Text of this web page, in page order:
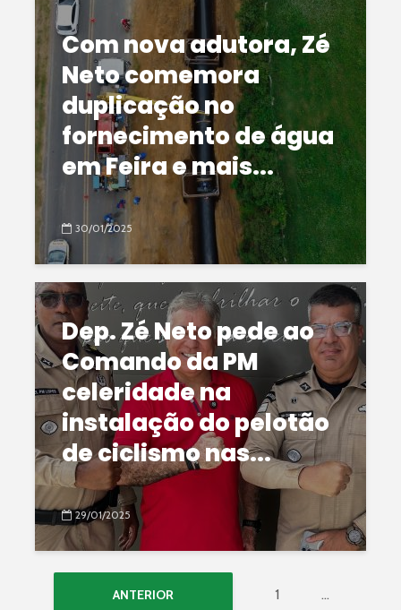
Com nova adutora, Zé
Neto comemora
duplicação no
fornecimento de água
em Feira e mais...
30/01/2025
Dep. Zé Neto pede ao
Comando da PM
celeridade na
instalação do pelotão
de ciclismo nas...
29/01/2025
ANTERIOR 1 …